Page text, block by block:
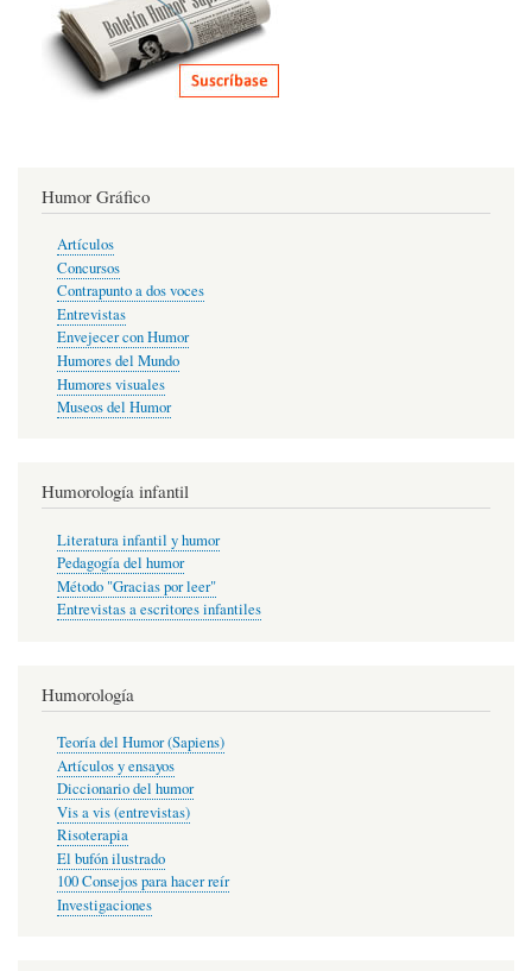
Humor Gráfico
Artículos
Concursos
Contrapunto a dos voces
Entrevistas
Envejecer con Humor
Humores del Mundo
Humores visuales
Museos del Humor
Humorología infantil
Literatura infantil y humor
Pedagogía del humor
Método "Gracias por leer"
Entrevistas a escritores infantiles
Humorología
Teoría del Humor (Sapiens)
Artículos y ensayos
Diccionario del humor
Vis a vis (entrevistas)
Risoterapia
El bufón ilustrado
100 Consejos para hacer reír
Investigaciones